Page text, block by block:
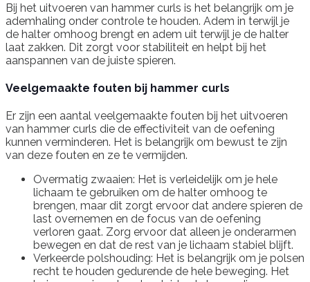
Bij het uitvoeren van hammer curls is het belangrijk om je
ademhaling onder controle te houden. Adem in terwijl je
de halter omhoog brengt en adem uit terwijl je de halter
laat zakken. Dit zorgt voor stabiliteit en helpt bij het
aanspannen van de juiste spieren.
Veelgemaakte fouten bij hammer curls
Er zijn een aantal veelgemaakte fouten bij het uitvoeren
van hammer curls die de effectiviteit van de oefening
kunnen verminderen. Het is belangrijk om bewust te zijn
van deze fouten en ze te vermijden.
Overmatig zwaaien: Het is verleidelijk om je hele
lichaam te gebruiken om de halter omhoog te
brengen, maar dit zorgt ervoor dat andere spieren de
last overnemen en de focus van de oefening
verloren gaat. Zorg ervoor dat alleen je onderarmen
bewegen en dat de rest van je lichaam stabiel blijft.
Verkeerde polshouding: Het is belangrijk om je polsen
recht te houden gedurende de hele beweging. Het